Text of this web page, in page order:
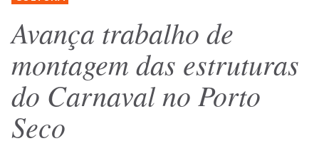
Avança trabalho de
montagem das estruturas
do Carnaval no Porto
Seco